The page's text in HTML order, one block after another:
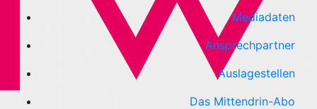
Mediadaten
Ansprechpartner
Auslagestellen
Das Mittendrin-Abo